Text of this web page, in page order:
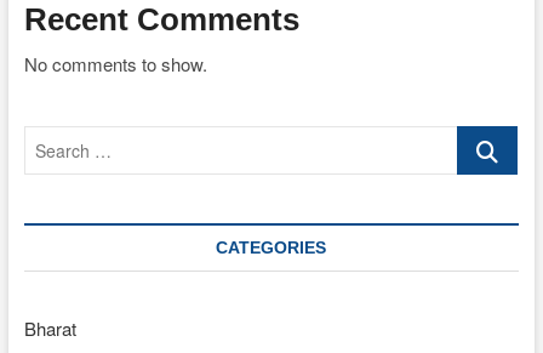
Recent Comments
No comments to show.
Search
CATEGORIES
Bharat